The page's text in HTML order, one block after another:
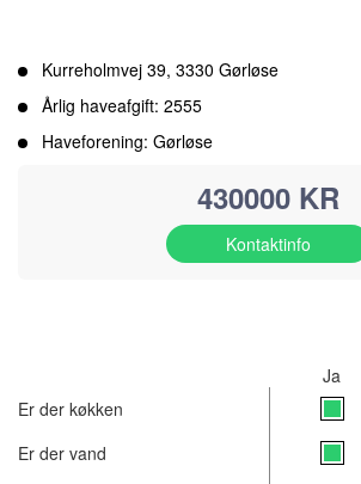
Kurreholmvej 39, 3330 Gørløse
Årlig haveafgift: 2555
Haveforening: Gørløse
430000 KR
Kontaktinfo
Ja
Er der køkken
Er der vand